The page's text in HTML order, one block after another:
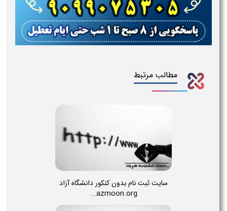
مطالب مرتبط
سایت ثبت نام بدون کنکور دانشگاه آزاد
azmoon.org...